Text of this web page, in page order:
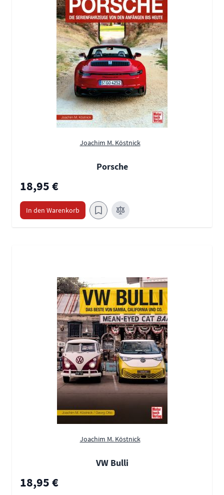
Joachim M. Köstnick
Porsche
18,95 €
In den Warenkorb
Joachim M. Köstnick
VW Bulli
18,95 €